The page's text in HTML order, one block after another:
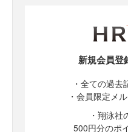
新規会員登
・全ての過
・会員限定メ
・翔泳社
500円分のポ